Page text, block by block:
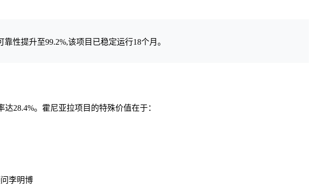
性提升至99.2%,该项目已稳定运行18个月。
28.4%。霍尼亚拉项目的特殊价值在于：
李明博